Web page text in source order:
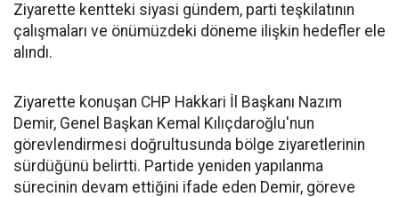
Ziyarette kentteki siyasi gündem, parti teşkilatının
çalışmaları ve önümüzdeki döneme ilişkin hedefler ele
alındı.
Ziyarette konuşan CHP Hakkari İl Başkanı Nazım
Demir, Genel Başkan Kemal Kılıçdaroğlu'nun
görevlendirmesi doğrultusunda bölge ziyaretlerinin
sürdüğünü belirtti. Partide yeniden yapılanma
sürecinin devam ettiğini ifade eden Demir, göreve